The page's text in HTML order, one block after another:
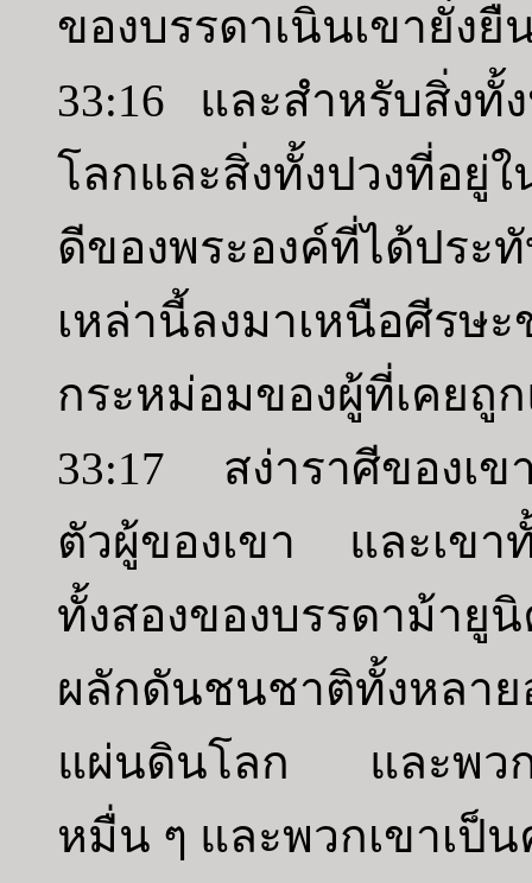
ของบรรดาเนินเขายั่งยื
33:16 และสำหรับสิ่งทั้
โลกและสิ่งทั้งปวงที่อยู่
ดีของพระองค์ที่ได้ป
เหล่านี้ลงมาเหนือศี
กระหม่อมของผู้ที่เคยถู
33:17 สง่าราศีของเข
ตัวผู้ของเขา และเขาทั้
ทั้งสองของบรรดาม้ายู
ผลักดันชนชาติทั้งหลา
แผ่นดินโลก และพวก
หมื่น ๆ และพวกเขาเป็